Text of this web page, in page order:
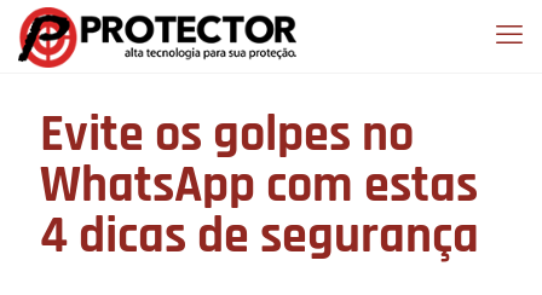
Evite os golpes no
WhatsApp com estas
4 dicas de segurança